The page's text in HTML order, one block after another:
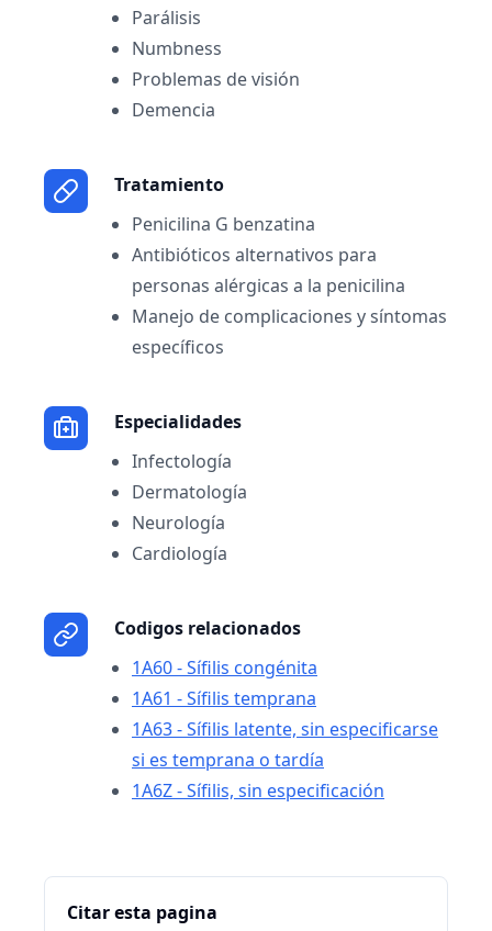
Parálisis
Numbness
Problemas de visión
Demencia
Tratamiento
Penicilina G benzatina
Antibióticos alternativos para
personas alérgicas a la penicilina
Manejo de complicaciones y síntomas
específicos
Especialidades
Infectología
Dermatología
Neurología
Cardiología
Codigos relacionados
1A60 - Sífilis congénita
1A61 - Sífilis temprana
1A63 - Sífilis latente, sin especificarse
si es temprana o tardía
1A6Z - Sífilis, sin especificación
Citar esta pagina